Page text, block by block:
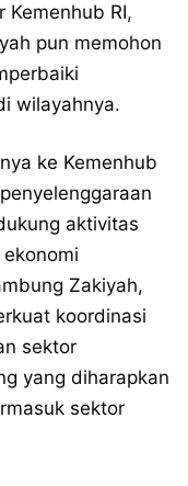
Kemenhub RI,
pun memohon
wilayahnya.
ke Kemenhub
aktivitas
Zakiyah,
koordinasi
sektor
yang diharapkan
sektor